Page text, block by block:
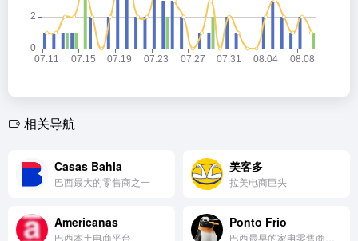
相关导航
Casas Bahia
巴西最大的零售商之一
美客多
拉美电商巨头
Americanas
巴西本土电商平台
Ponto Frio